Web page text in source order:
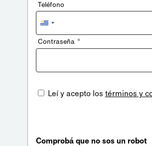
Teléfono
Uruguay
+598
Contraseña *
Leí y acepto los términos y
Comprobá que no sos un robot